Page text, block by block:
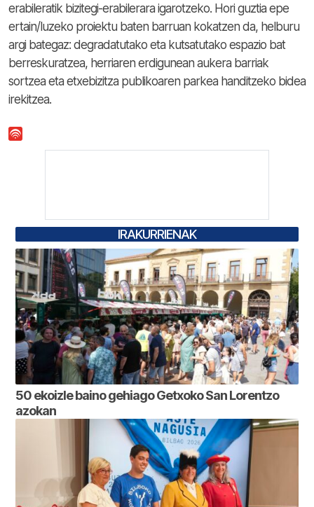
erabileratik bizitegi-erabilerara igarotzeko. Hori guztia epe
ertain/luzeko proiektu baten barruan kokatzen da, helburu
argi bategaz: degradatutako eta kutsatutako espazio bat
berreskuratzea, herriaren erdigunean aukera barriak
sortzea eta etxebizitza publikoaren parkea handitzeko bidea
irekitzea.
IRAKURRIENAK
50 ekoizle baino gehiago Getxoko San Lorentzo
azokan